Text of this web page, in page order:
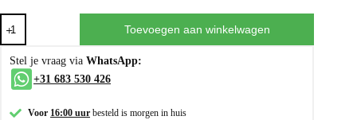
Toevoegen aan winkelwagen
Stel je vraag via WhatsApp:
+31 683 530 426
Voor 16:00 uur besteld is morgen in huis